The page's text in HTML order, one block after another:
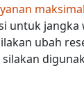
untuk
ubah